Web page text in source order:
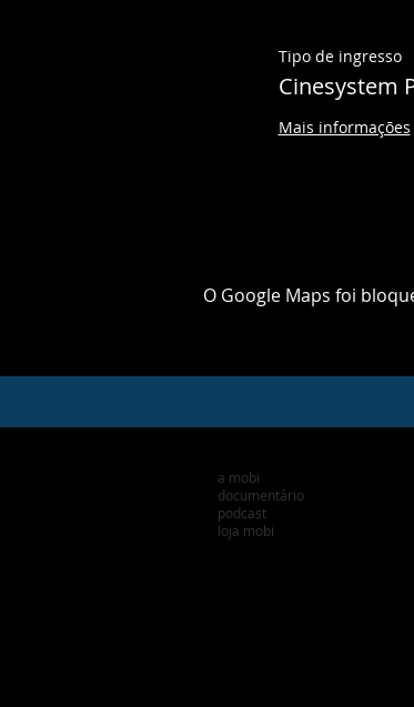
Tipo de ingresso
Cinesystem
Mais informações
O Google Maps foi
a mobi
documentário
podcast
loja mobi